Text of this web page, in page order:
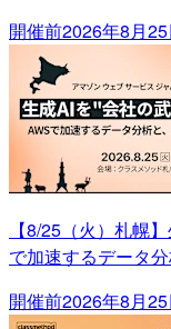
開催前2026年8月
【8/25（火）札幌
で加速するデータ
開催前2026年8月